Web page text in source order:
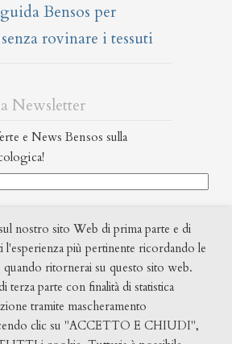
guida Bensos per
rovinare i tessuti
Newsletter
e News Bensos sulla
al trattamento dei miei dati
di poter ricevere la newsletter.
Il numero maggiore è, 3 o 5?
vuoto questo campo.
nostro sito Web di prima parte e di
più pertinente ricordando le
quando ritornerai su questo sito web.
terza parte con finalità di statistica
tramite mascheramento
clic su "ACCETTO E CHIUDI",